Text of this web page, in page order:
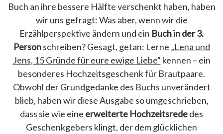
Buch an ihre bessere Hälfte verschenkt haben, haben
wir uns gefragt: Was aber, wenn wir die
Erzählperspektive ändern und ein Buch in der 3.
Personschreiben? Gesagt, getan: Lerne „Lena und
Jens, 15 Gründe für eure ewige Liebe“ kennen – ein
besonderes Hochzeitsgeschenk für Brautpaare.
Obwohl der Grundgedanke des Buchs unverändert
blieb, haben wir diese Ausgabe so umgeschrieben,
dass sie wie eine erweiterte Hochzeitsrededes
Geschenkgebers klingt, der dem glücklichen